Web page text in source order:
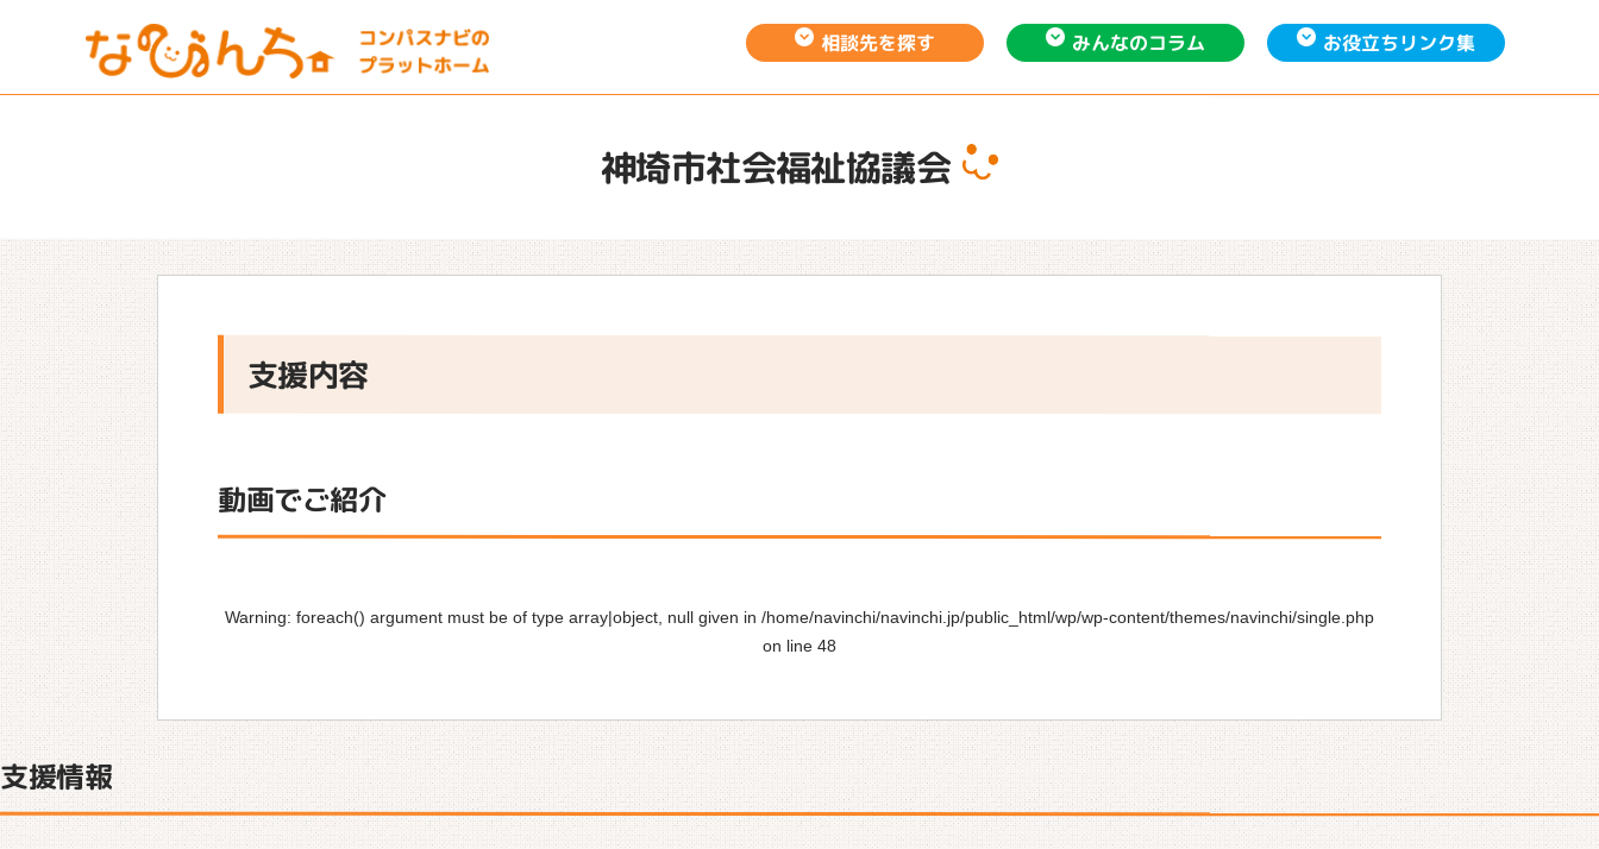
相談先を探す みんなのコラム お役立ちリンク集
神埼市社会福祉協議会
支援内容
動画でご紹介
Warning: foreach() argument must be of type array|object, null given in /home/navinchi/navinchi.jp/public_html/wp/wp-content/themes/navinchi/single.php
on line 48
支援情報